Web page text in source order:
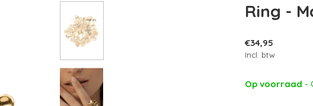
Ring -
€34,95
Incl. btw
Op voorraad -